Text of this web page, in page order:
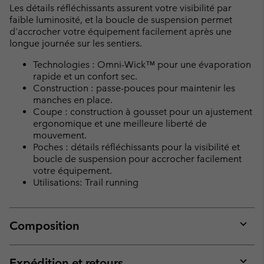
Les détails réfléchissants assurent votre visibilité par
faible luminosité, et la boucle de suspension permet
d'accrocher votre équipement facilement après une
longue journée sur les sentiers.
Technologies : Omni-Wick™ pour une évaporation
rapide et un confort sec.
Construction : passe-pouces pour maintenir les
manches en place.
Coupe : construction à gousset pour un ajustement
ergonomique et une meilleure liberté de
mouvement.
Poches : détails réfléchissants pour la visibilité et
boucle de suspension pour accrocher facilement
votre équipement.
Utilisations: Trail running
Composition
or